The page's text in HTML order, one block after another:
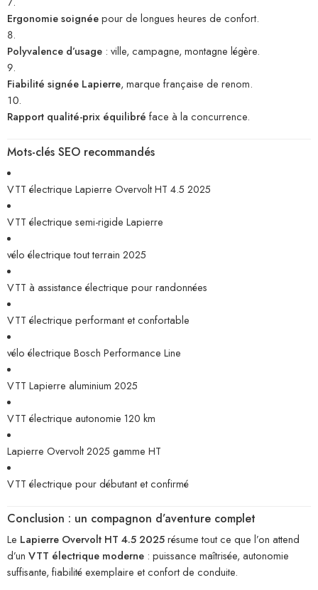
Ergonomie soignéepour de longues heures de confort.
Polyvalence d’usage : ville, campagne, montagne légère.
Fiabilité signée Lapierre, marque française de renom.
Rapport qualité-prix équilibré face à la concurrence.
Mots-clés SEO recommandés
VTT électrique Lapierre Overvolt HT 4.5 2025
VTT électrique semi-rigide Lapierre
vélo électrique tout terrain 2025
VTT à assistance électrique pour randonnées
VTT électrique performant et confortable
vélo électrique Bosch Performance Line
VTT Lapierre aluminium 2025
VTT électrique autonomie 120 km
Lapierre Overvolt 2025 gamme HT
VTT électrique pour débutant et confirmé
Conclusion : un compagnon d’aventure complet
Le Lapierre Overvolt HT 4.5 2025résume tout ce que l’on attend
d’un VTT électrique moderne : puissance maîtrisée, autonomie
suffisante, fiabilité exemplaire et confort de conduite.